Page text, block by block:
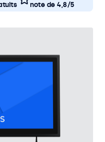
note de 4,8/5